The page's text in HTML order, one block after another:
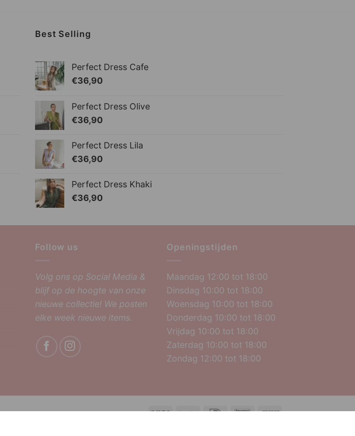
Best Selling
Perfect Dress Cafe
€36,90
Perfect Dress Olive
€36,90
Perfect Dress Lila
€36,90
Perfect Dress Khaki
€36,90
Follow us
Volg ons op Social Media &
blijf op de hoogte van onze
nieuwe collectie! We posten
elke week nieuwe items.
Openingstijden
Maandag 12:00 tot 18:00
Dinsdag 10:00 tot 18:00
Woensdag 10:00 tot 18:00
Donderdag 10:00 tot 18:00
Vrijdag 10:00 tot 18:00
Zaterdag 10:00 tot 18:00
Zondag 12:00 tot 18:00
Visa PayPal IDeal Bancontact
Sofort